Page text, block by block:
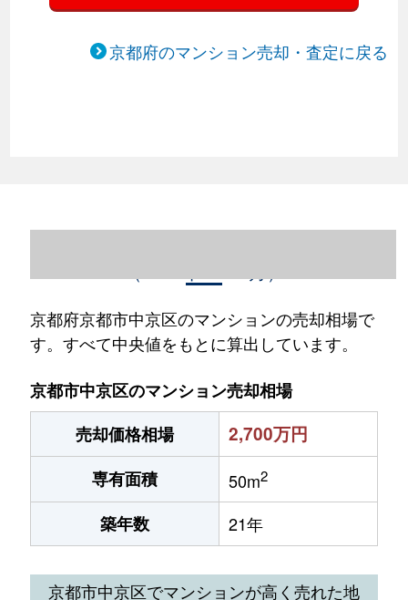
京都府のマンション売却・査定に戻る
京都府京都市中京区のマンションの売却相場で
す。すべて中央値をもとに算出しています。
京都市中京区のマンション売却相場
売却価格相場
2,700万円
専有面積 50m2
築年数 21年
京都市中京区でマンションが高く売れた地